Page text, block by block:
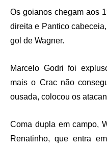
Os goianos chegam aos
direita e Pantico
gol de Wagner.
Marcelo Godri foi
mais o Crac não
ousada, colocou os
Coma dupla em campo,
Renatinho, que entra